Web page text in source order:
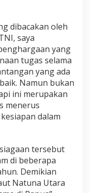
dibacakan oleh
saya
yang
tugas selama
yang ada
Namun bukan
ini merupakan
menerus
dalam
tersebut
di beberapa
Demikian
Natuna Utara